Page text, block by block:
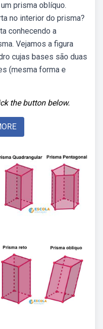
prisma oblíquo.
no interior do prisma?
conhecendo a
Vejamos a figura
cujas bases são duas
(mesma forma e
the button below.